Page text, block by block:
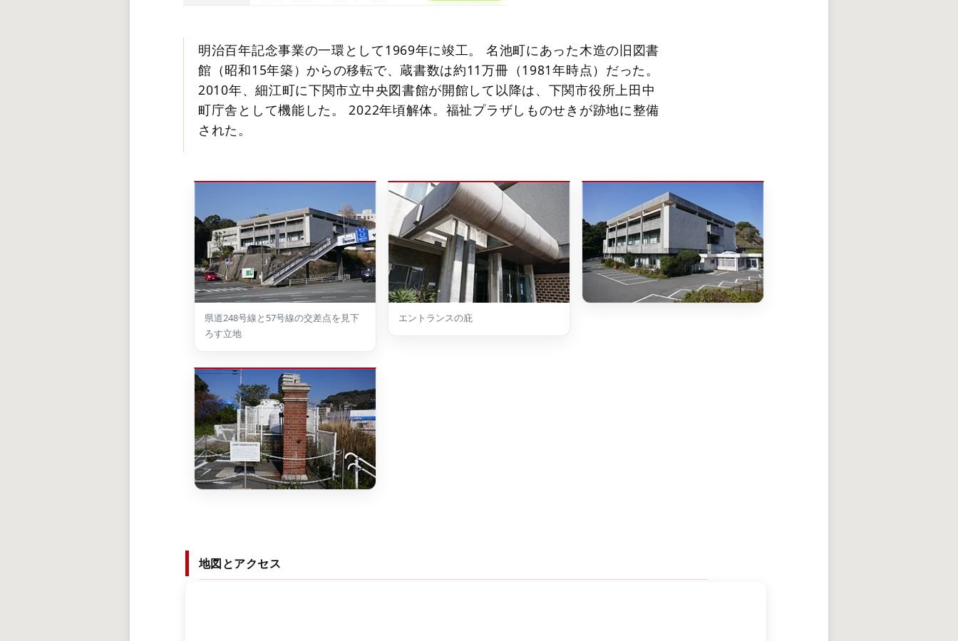
明治百年記念事業の一環として1969年に竣工。 名池町にあった木造の旧図書
館（昭和15年築）からの移転で、蔵書数は約11万冊（1981年時点）だった。
2010年、細江町に下関市立中央図書館が開館して以降は、下関市役所上田中
町庁舎として機能した。 2022年頃解体。福祉プラザしものせきが跡地に整備
された。
県道248号線と57号線の交差点を見下
ろす立地
エントランスの庇
地図とアクセス